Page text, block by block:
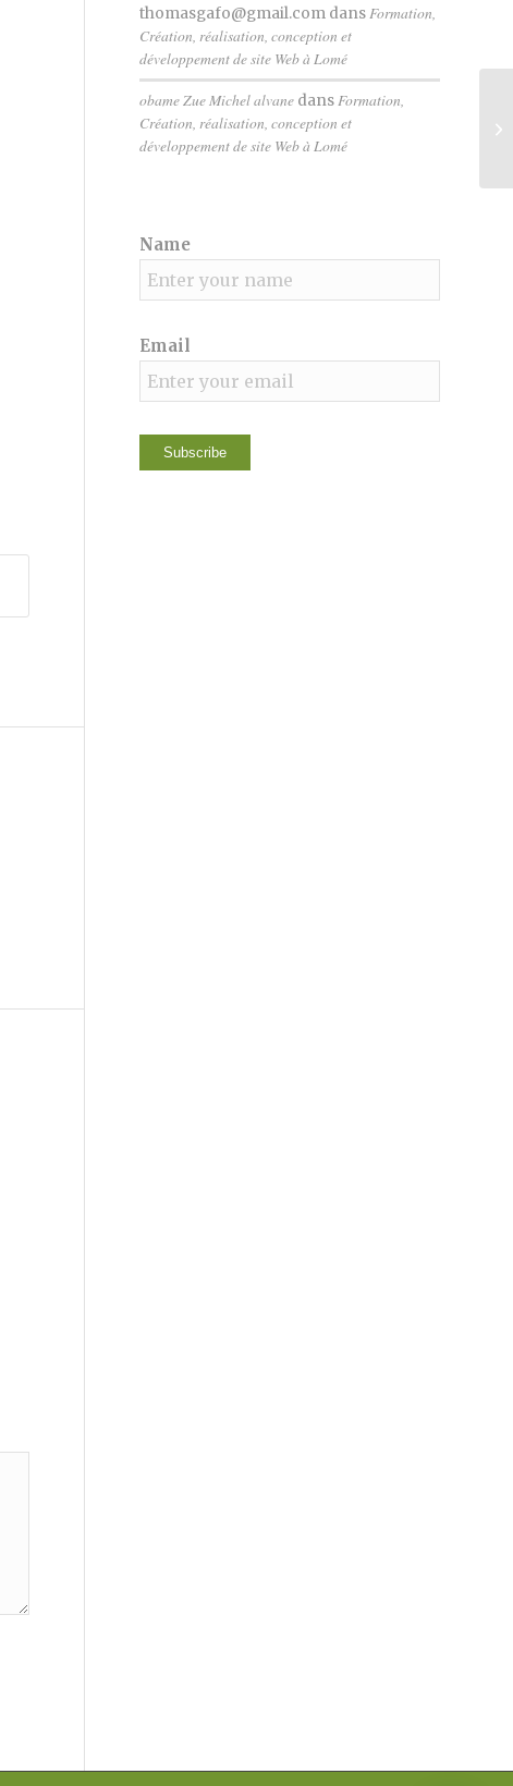
thomasgafo@gmail.com dansFormation,
Création, réalisation, conception et
développement de site Web à Lomé
obame Zue Michel alvane dansFormation,
Création, réalisation, conception et
développement de site Web à Lomé
Name
Email